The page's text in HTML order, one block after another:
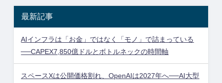
最新記事
AIインフラは「お金」ではなく「モノ」で詰まっている
──CAPEX7,850億ドルとボトルネックの時間軸
スペースXは公開価格割れ、OpenAIは2027年へ──AI大型